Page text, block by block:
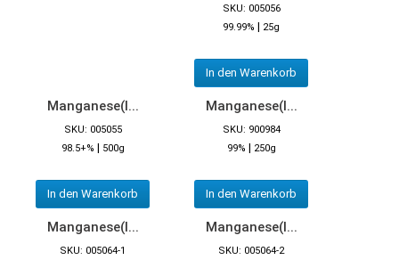
SKU: 005056
99.99% | 25g
In den Warenkorb
Manganese(I...
SKU: 005055
98.5+% | 500g
In den Warenkorb
Manganese(I...
SKU: 900984
99% | 250g
In den Warenkorb
Manganese(I...
SKU: 005064-1
Manganese(I...
SKU: 005064-2